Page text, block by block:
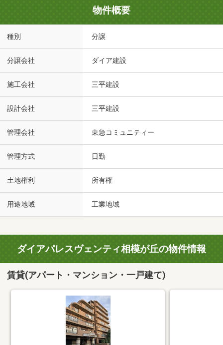
物件概要
種別 分譲
分譲会社 ダイア建設
施工会社 三平建設
設計会社 三平建設
管理会社 東急コミュニティー
管理方式 日勤
土地権利 所有権
用途地域 工業地域
ダイアパレスヴェンティ相模が丘の物件情報
賃貸(アパート・マンション・一戸建て)